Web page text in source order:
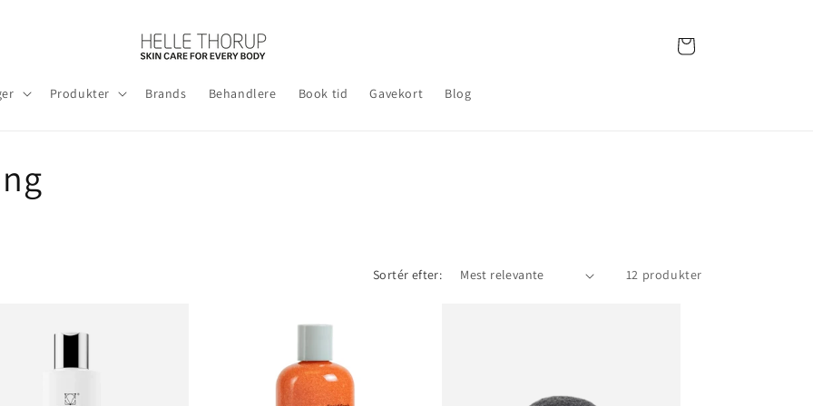
Produkter Brands Behandlere Book tid Gavekort Blog
Indkøbskurv
Sortér efter: 12 produkter